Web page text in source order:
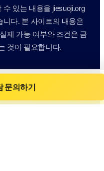
있는 내용을 jiesuoji.org
다. 본 사이트의 내용은
제 가능 여부와 조건은 금
것이 필요합니다.
문의하기